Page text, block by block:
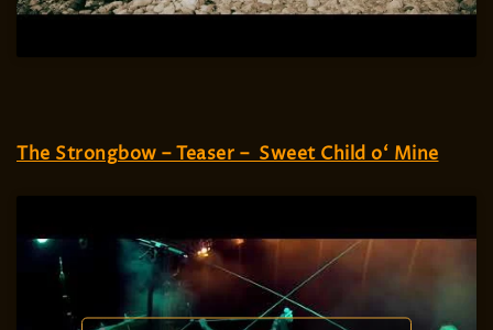
The Strongbow – Teaser – Sweet Child o‘ Mine